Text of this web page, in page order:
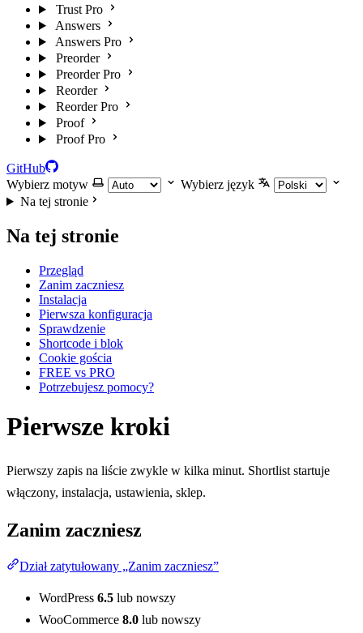
Trust Pro
Answers
Answers Pro
Preorder
Preorder Pro
Reorder
Reorder Pro
Proof
Proof Pro
GitHub
Wybierz motyw
Wybierz język
Na tej stronie
Na tej stronie
Przegląd
Zanim zaczniesz
Instalacja
Pierwsza konfiguracja
Sprawdzenie
Shortcode i blok
Cookie gościa
FREE vs PRO
Potrzebujesz pomocy?
Pierwsze kroki
Pierwszy zapis na liście zwykle w kilka minut. Shortlist startuje
włączony, instalacja, ustawienia, sklep.
Zanim zaczniesz
Dział zatytułowany „Zanim zaczniesz”
WordPress 6.5 lub nowszy
WooCommerce 8.0 lub nowszy